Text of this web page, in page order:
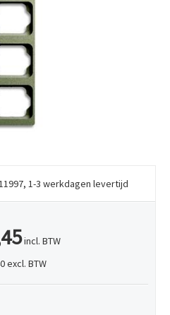
1-3 werkdagen levertijd
incl. BTW
excl. BTW